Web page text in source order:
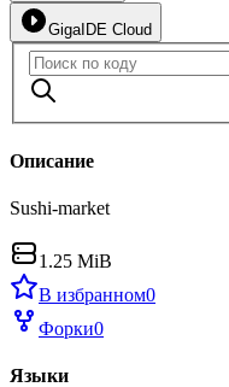
GigaIDE Cloud
Описание
Sushi-market
1.25 MiB
В избранном0
Форки0
Языки